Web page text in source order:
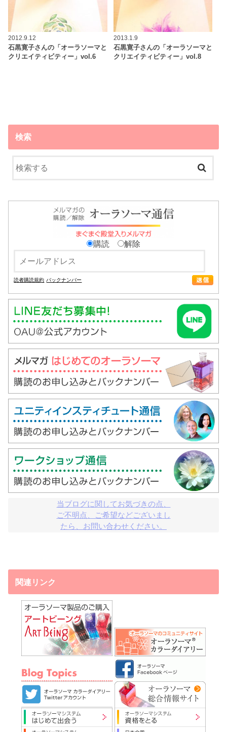
2012.9.12
石黒寛子さんの「オーラソーマと
クリエイティビティー」vol.6
2013.1.9
石黒寛子さんの「オーラソーマと
クリエイティビティー」vol.8
検索
購読 解除
読者購読規約 バックナンバー
当ブログに関してお気づきの点、
ご不明点、ご希望などございまし
たら、お問い合わせください。
関連リンク